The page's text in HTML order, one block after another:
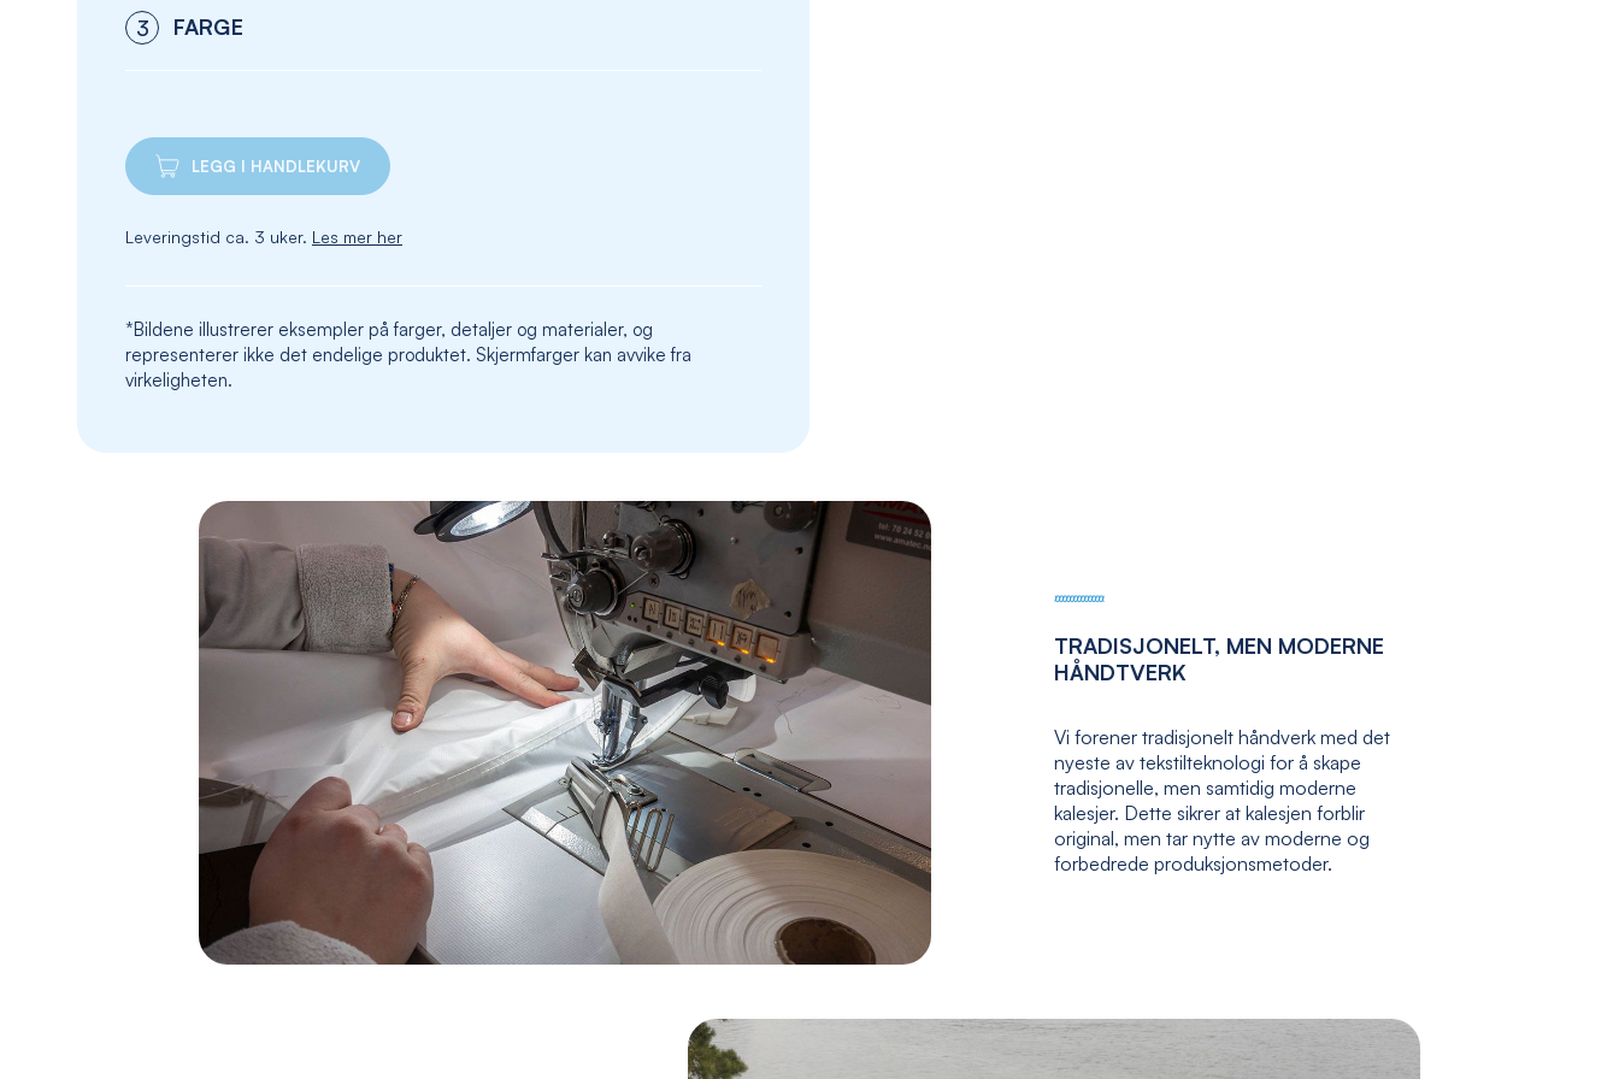
3 FARGE
LEGG I HANDLEKURV
Leveringstid ca. 3 uker. Les mer her
*Bildene illustrerer eksempler på farger, detaljer og materialer, og
representerer ikke det endelige produktet. Skjermfarger kan avvike fra
virkeligheten.
TRADISJONELT, MEN MODERNE
HÅNDTVERK
Vi forener tradisjonelt håndverk med det
nyeste av tekstilteknologi for å skape
tradisjonelle, men samtidig moderne
kalesjer. Dette sikrer at kalesjen forblir
original, men tar nytte av moderne og
forbedrede produksjonsmetoder.